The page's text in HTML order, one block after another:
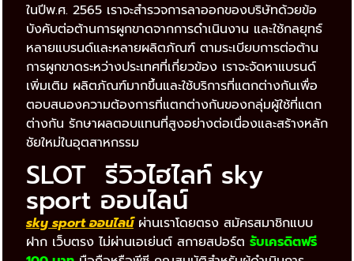
ในปีพ.ศ. 2565 เราจะสำรวจการลาออกของบริษัทด้วยข้อ
บังคับต่อต้านการผูกขาดจากการดำเนินงาน และใช้กลยุทธ์
หลายแบรนด์และหลายผลิตภัณฑ์ ตามระเบียบการต่อต้าน
การผูกขาดระหว่างประเทศที่เกี่ยวข้อง เราจะจัดหาแบรนด์
เพิ่มเติม ผลิตภัณฑ์มากขึ้นและใช้บริการที่แตกต่างกันเพื่อ
ตอบสนองความต้องการที่แตกต่างกันของกลุ่มผู้ใช้ที่แตก
ต่างกัน รักษาผลตอบแทนที่สูงอย่างต่อเนื่องและสร้างหลัก
ชัยใหม่ในอุตสาหกรรม
SLOT รีวิวไฮไลท์ sky
sport ออนไลน์
sky sport ออนไลน์ผ่านเราโดยตรง สมัครสมาชิกแบบ
ฝาก เว็บตรง ไม่ผ่านเอเย่นต์ สกายสปอร์ต รับเครดิตฟรี